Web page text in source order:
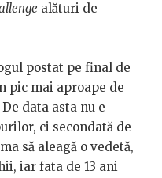
alături de
postat pe final de
pic mai aproape de
data asta nu e
ci secondată de
să aleagă o vedetă,
iar fata de 13 ani